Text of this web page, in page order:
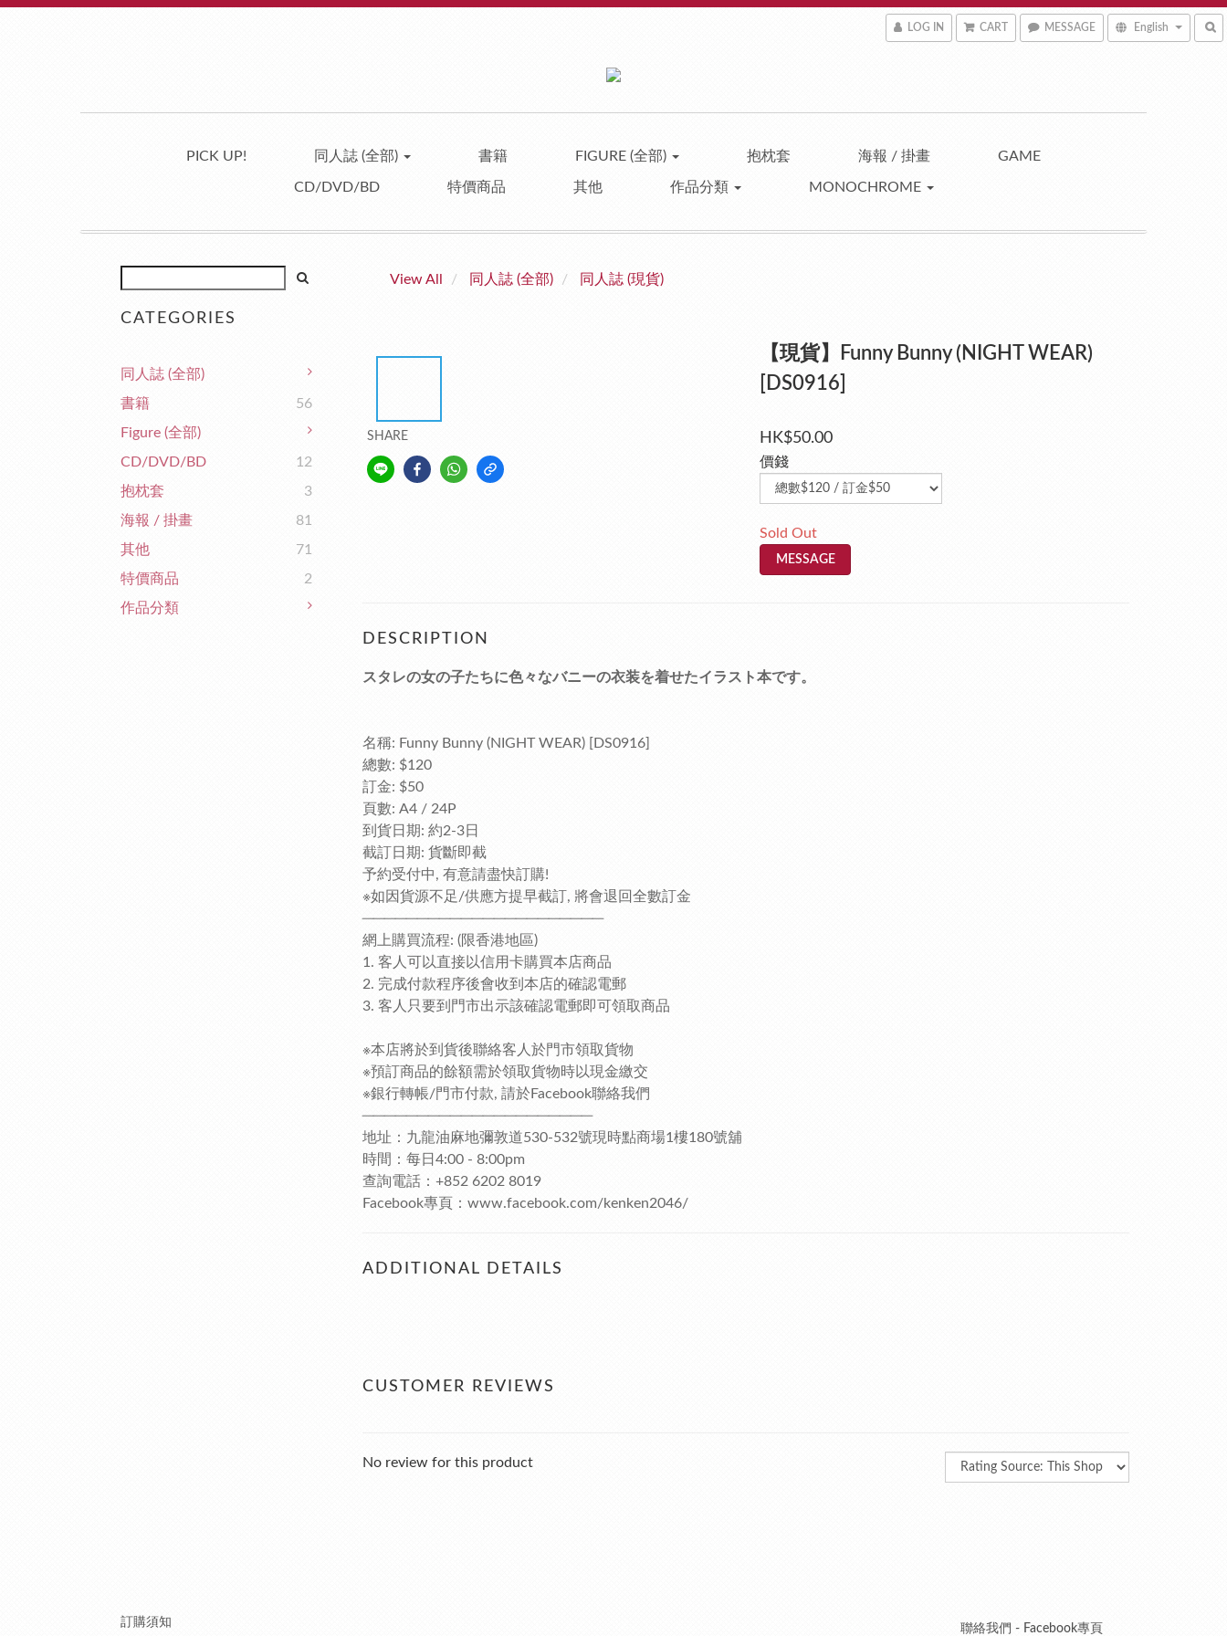
LOG IN CART MESSAGE English
PICK UP! 同人誌 (全部) 書籍 FIGURE (全部) 抱枕套 海報 / 掛畫 GAME
CD/DVD/BD 特價商品 其他 作品分類 MONOCHROME
CATEGORIES
同人誌 (全部)
書籍
56
Figure (全部)
CD/DVD/BD
12
抱枕套
3
海報 / 掛畫
81
其他
71
特價商品
2
作品分類
View All 同人誌 (全部) 同人誌 (現貨)
SHARE
【現貨】Funny Bunny (NIGHT WEAR)
[DS0916]
HK$50.00
價錢
Sold Out
MESSAGE
DESCRIPTION
スタレの女の子たちに色々なバニーの衣装を着せたイラスト本です。
名稱: Funny Bunny (NIGHT WEAR) [DS0916]
總數: $120
訂金: $50
頁數: A4 / 24P
到貨日期: 約2-3日
截訂日期: 貨斷即截
予約受付中, 有意請盡快訂購!
※如因貨源不足/供應方提早截訂, 將會退回全數訂金
──────────────────────
網上購買流程: (限香港地區)
1. 客人可以直接以信用卡購買本店商品
2. 完成付款程序後會收到本店的確認電郵
3. 客人只要到門市出示該確認電郵即可領取商品
※本店將於到貨後聯絡客人於門市領取貨物
※預訂商品的餘額需於領取貨物時以現金繳交
※銀行轉帳/門市付款, 請於Facebook聯絡我們
─────────────────────
地址：九龍油麻地彌敦道530-532號現時點商場1樓180號舖
時間：每日4:00 - 8:00pm
查詢電話：+852 6202 8019
Facebook專頁：www.facebook.com/kenken2046/
ADDITIONAL DETAILS
CUSTOMER REVIEWS
No review for this product
訂購須知 聯絡我們 - Facebook專頁